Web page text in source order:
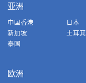
亚洲
中国香港
日本
新加坡
土耳其
泰国
欧洲